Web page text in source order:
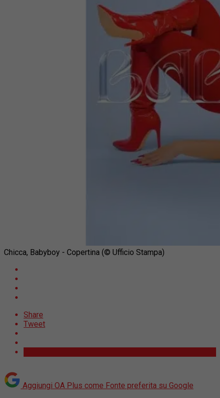
Chicca, Babyboy - Copertina (© Ufficio Stampa)
Share
Tweet
Aggiungi OA Plus come Fonte preferita su Google